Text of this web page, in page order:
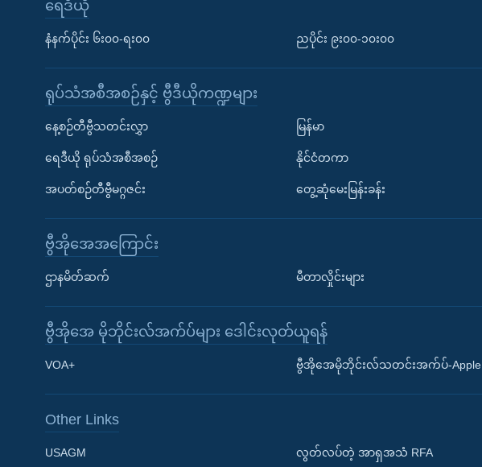
Learning English
ရေဒီယို
နံနက်ပိုင်း ၆း၀၀-ရး၀၀ ညပိုင်း ၉း၀၀-၁၀း၀၀
ရုပ်သံအစီအစဉ်နှင့် ဗွီဒီယိုကဏ္ဍများ
နေ့စဉ်တီဗွီသတင်းလွှာ
ရေဒီယို ရုပ်သံအစီအစဉ်
အပတ်စဉ်တီဗွီမဂ္ဂဇင်း
မြန်မာ
နိုင်ငံတကာ
တွေ့ဆုံမေးမြန်းခန်း
ဗွီအိုအေအကြောင်း
ဌာနမိတ်ဆက် မီတာလှိုင်းများ
ဗွီအိုအေ မိုဘိုင်းလ်အက်ပ်များ ဒေါင်းလုတ်ယူရန်
VOA+ ဗွီအိုအေမိုဘိုင်းလ်သတင်းအက်ပ်-Apple
Other Links
USAGM လွတ်လပ်တဲ့ အာရှအသံ RFA